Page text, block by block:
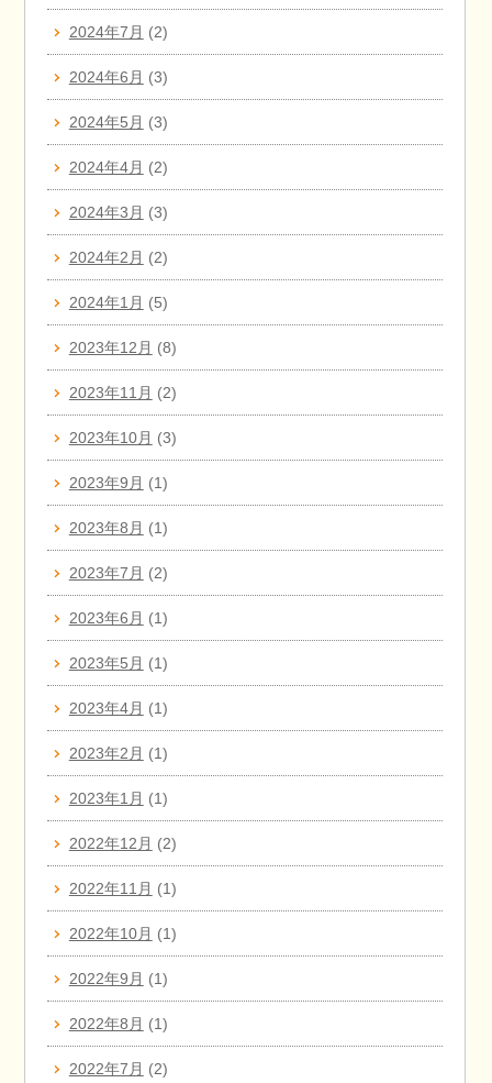
2024年7月 (2)
2024年6月 (3)
2024年5月 (3)
2024年4月 (2)
2024年3月 (3)
2024年2月 (2)
2024年1月 (5)
2023年12月 (8)
2023年11月 (2)
2023年10月 (3)
2023年9月 (1)
2023年8月 (1)
2023年7月 (2)
2023年6月 (1)
2023年5月 (1)
2023年4月 (1)
2023年2月 (1)
2023年1月 (1)
2022年12月 (2)
2022年11月 (1)
2022年10月 (1)
2022年9月 (1)
2022年8月 (1)
2022年7月 (2)